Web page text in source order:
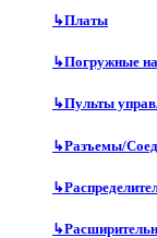
↳Платы
↳Погружные
↳Пульты
↳Разъемы/
↳
↳